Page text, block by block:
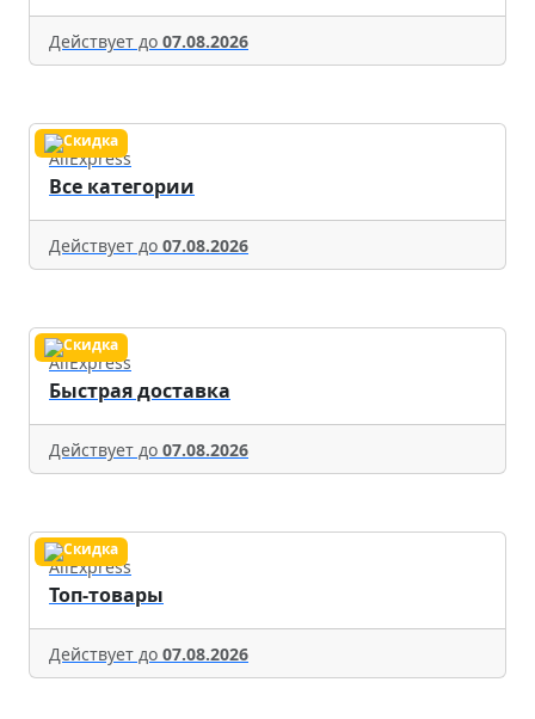
Действует до 07.08.2026
AliExpress
Все категории
Действует до 07.08.2026
AliExpress
Быстрая доставка
Действует до 07.08.2026
AliExpress
Топ-товары
Действует до 07.08.2026